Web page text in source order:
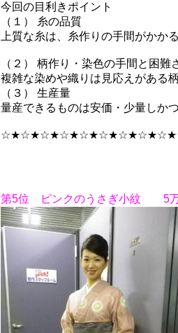
今回の目利きポイント
（１） 糸の品質
上質な糸は、糸作りの手間がかか
（２） 柄作り・染色の手間と困難
複雑な染めや織りは見応えがある
（３） 生産量
量産できるものは安価・少量しか
第5位 ピンクのうさぎ小紋 5